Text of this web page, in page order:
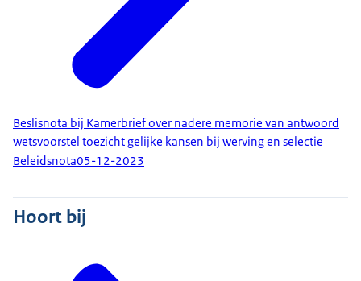
Beslisnota bij Kamerbrief over nadere memorie van antwoord
wetsvoorstel toezicht gelijke kansen bij werving en selectie
Beleidsnota05-12-2023
Hoort bij